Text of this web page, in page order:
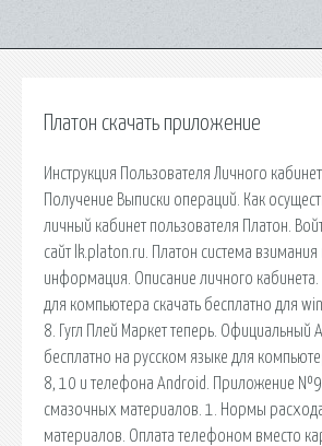
Платон скачать приложение
Инструкция Пользователя Личного
Получение Выписки операций. Как
личный кабинет пользователя Платон.
сайт lk.platon.ru. Платон система взимания
информация. Описание личного кабинета.
для компьютера скачать бесплатно для
8. Гугл Плей Маркет теперь. Официальный
бесплатно на русском языке для
8, 10 и телефона Android. Приложение
смазочных материалов. 1. Нормы
материалов. Оплата телефоном вместо